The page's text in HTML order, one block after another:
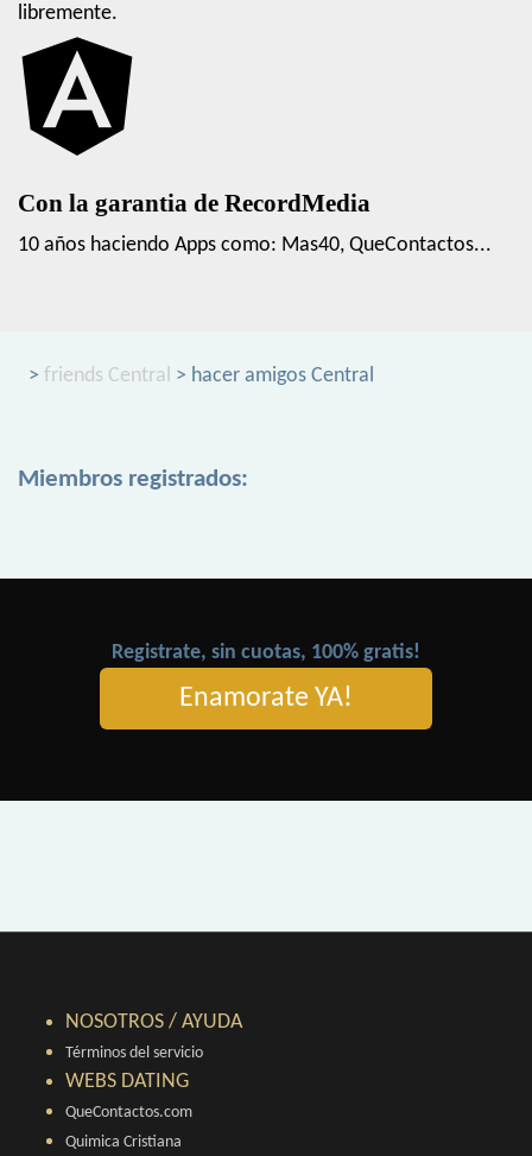
libremente.
Con la garantia de RecordMedia
10 años haciendo Apps como: Mas40, QueContactos...
> friends Central > hacer amigos Central
Miembros registrados:
Registrate, sin cuotas, 100% gratis!
Enamorate YA!
NOSOTROS / AYUDA
Términos del servicio
WEBS DATING
QueContactos.com
Quimica Cristiana